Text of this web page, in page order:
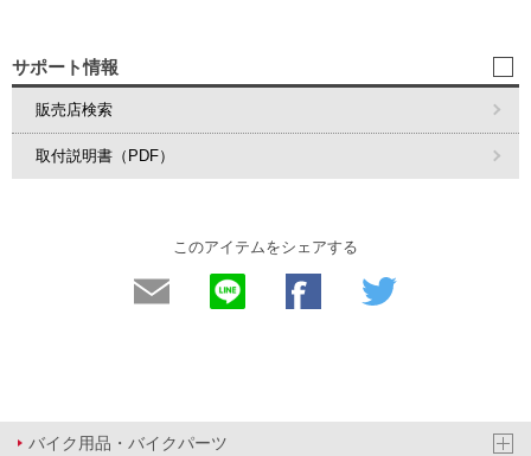
サポート情報
販売店検索
取付説明書（PDF）
このアイテムをシェアする
バイク用品・バイクパーツ